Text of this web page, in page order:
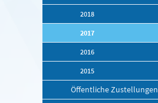
2018
2017
2016
2015
Öffentliche Zustellungen